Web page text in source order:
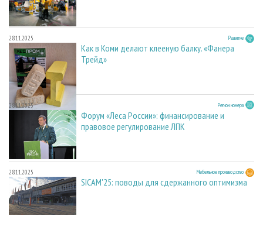
28.11.2025 Развитие
Как в Коми делают клееную балку. «Фанера
Трейд»
28.11.2025 Регион номера
Форум «Леса России»: финансирование и
правовое регулирование ЛПК
28.11.2025 Мебельное производство
SICAM'25: поводы для сдержанного оптимизма